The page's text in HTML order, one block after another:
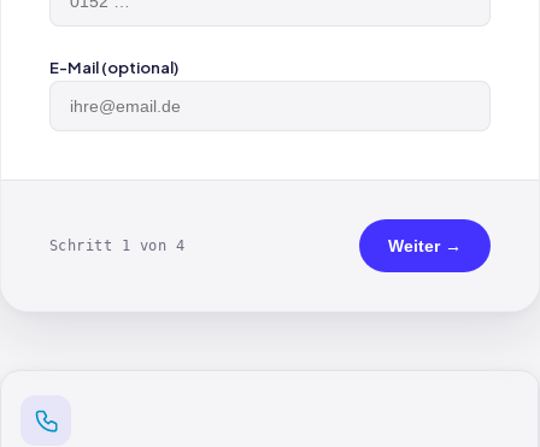
E-Mail (optional)
Schritt 1 von 4 Weiter →